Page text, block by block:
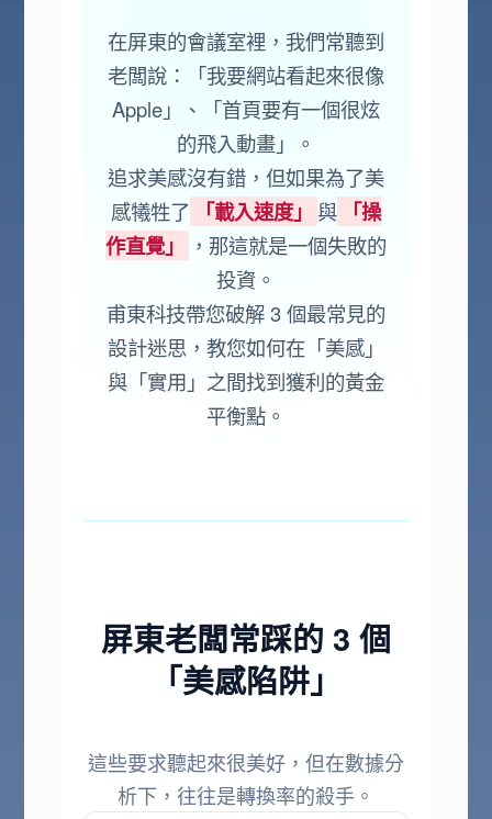
在屏東的會議室裡，我們常聽到
老闆說：「我要網站看起來很像
Apple」、「首頁要有一個很炫
的飛入動畫」。
追求美感沒有錯，但如果為了美
感犧牲了
「載入速度」 與
「操
作直覺」
，那這就是一個失敗的
投資。
甫東科技帶您破解 3 個最常見的
設計迷思，教您如何在「美感」
與「實用」之間找到獲利的黃金
平衡點。
屏東老闆常踩的 3 個
「美感陷阱」
這些要求聽起來很美好，但在數據分
析下，往往是轉換率的殺手。